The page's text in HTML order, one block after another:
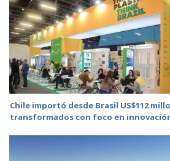
Chile importó desde Brasil US$112
transformados con foco en